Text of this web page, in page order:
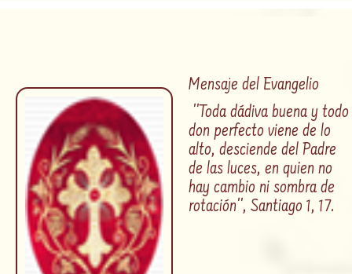
Mensaje del Evangelio
''Toda dádiva buena y todo
don perfecto viene de lo
alto, desciende del Padre
de las luces, en quien no
hay cambio ni sombra de
rotación'', Santiago 1, 17.